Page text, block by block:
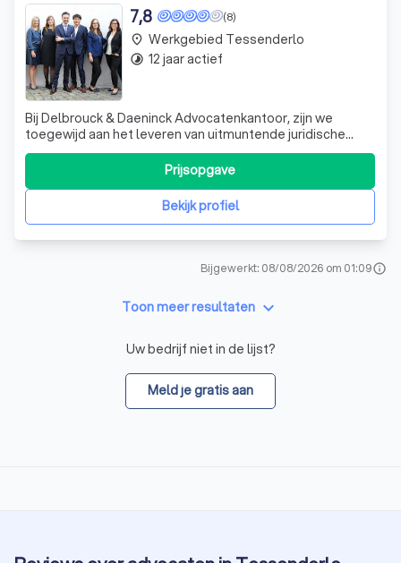
(8)
7,8
Bij Delbrouck & Daeninck Advocatenkantoor, zijn we
toegewijd aan het leveren van uitmuntende juridische
diensten. Onze expertise strekt zich uit over een breed
scala aan juridische gebieden, waardoor we in staat zijn
om u te voorzien van het advies en de ondersteuning die u
nodig heeft. We onderscheBekijk profiel
Prijsopgave
place Werkgebied Tessenderlo
timelapse 12 jaar actief
Bijgewerkt: 08/08/2026 om 01:09info
Toon meer resultaten keyboard_arrow_down
Uw bedrijf niet in de lijst?
Meld je gratis aan